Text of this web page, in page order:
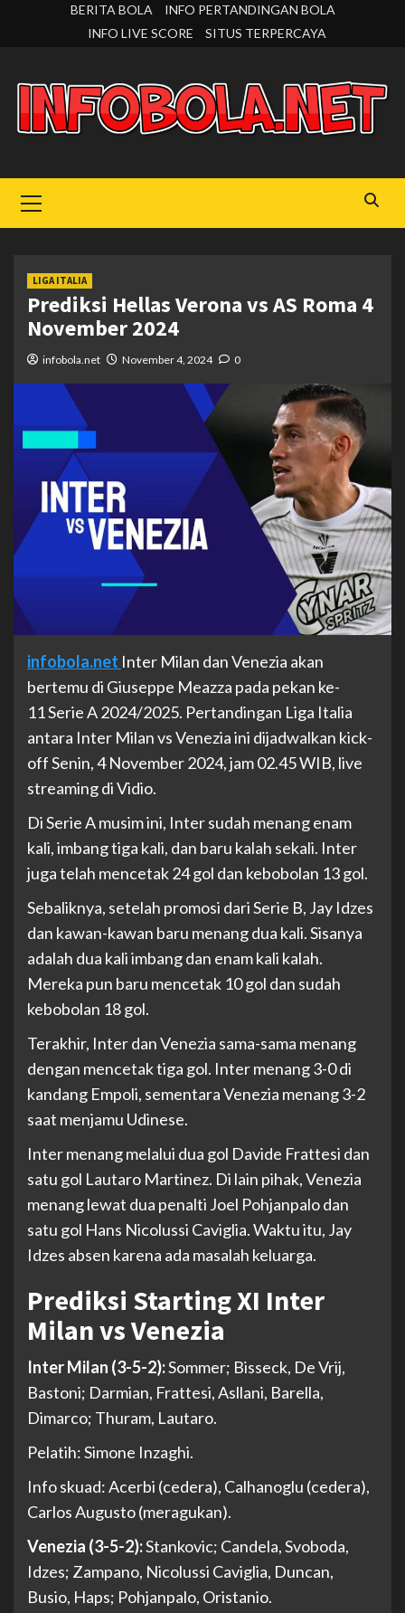
BERITA BOLA
INFO PERTANDINGAN BOLA
INFO LIVE SCORE
SITUS TERPERCAYA
Menu
LIGA ITALIA
Prediksi Hellas Verona vs AS Roma 4
November 2024
infobola.net November 4, 2024 0
infobola.net Inter Milan dan Venezia akan
bertemu di Giuseppe Meazza pada pekan ke-
11 Serie A 2024/2025. Pertandingan Liga Italia
antara Inter Milan vs Venezia ini dijadwalkan kick-
off Senin, 4 November 2024, jam 02.45 WIB, live
streaming di Vidio.
Di Serie A musim ini, Inter sudah menang enam
kali, imbang tiga kali, dan baru kalah sekali. Inter
juga telah mencetak 24 gol dan kebobolan 13 gol.
Sebaliknya, setelah promosi dari Serie B, Jay Idzes
dan kawan-kawan baru menang dua kali. Sisanya
adalah dua kali imbang dan enam kali kalah.
Mereka pun baru mencetak 10 gol dan sudah
kebobolan 18 gol.
Terakhir, Inter dan Venezia sama-sama menang
dengan mencetak tiga gol. Inter menang 3-0 di
kandang Empoli, sementara Venezia menang 3-2
saat menjamu Udinese.
Inter menang melalui dua gol Davide Frattesi dan
satu gol Lautaro Martinez. Di lain pihak, Venezia
menang lewat dua penalti Joel Pohjanpalo dan
satu gol Hans Nicolussi Caviglia. Waktu itu, Jay
Idzes absen karena ada masalah keluarga.
Prediksi Starting XI Inter
Milan vs Venezia
Inter Milan (3-5-2):Sommer; Bisseck, De Vrij,
Bastoni; Darmian, Frattesi, Asllani, Barella,
Dimarco; Thuram, Lautaro.
Pelatih: Simone Inzaghi.
Info skuad: Acerbi (cedera), Calhanoglu (cedera),
Carlos Augusto (meragukan).
Venezia (3-5-2):Stankovic; Candela, Svoboda,
Idzes; Zampano, Nicolussi Caviglia, Duncan,
Busio, Haps; Pohjanpalo, Oristanio.